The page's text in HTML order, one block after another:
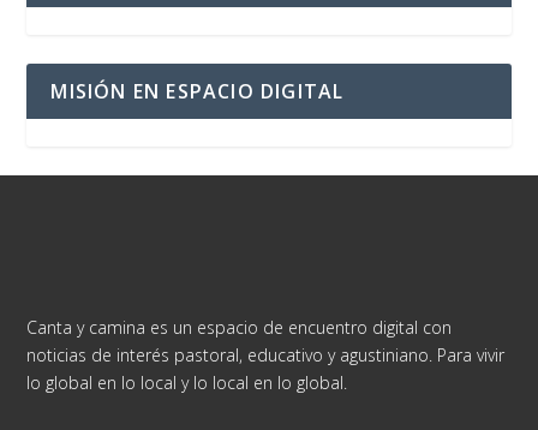
MISIÓN EN ESPACIO DIGITAL
Canta y camina es un espacio de encuentro digital con
noticias de interés pastoral, educativo y agustiniano. Para vivir
lo global en lo local y lo local en lo global.